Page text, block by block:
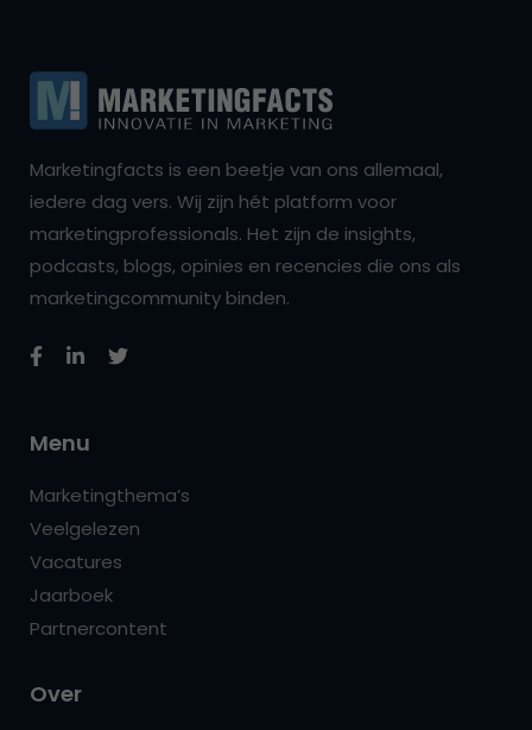
Marketingfacts is een beetje van ons allemaal,
iedere dag vers. Wij zijn hét platform voor
marketingprofessionals. Het zijn de insights,
podcasts, blogs, opinies en recencies die ons als
marketingcommunity binden.
Menu
Marketingthema’s
Veelgelezen
Vacatures
Jaarboek
Partnercontent
Over